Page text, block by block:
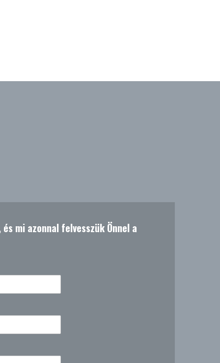
mi azonnal felvesszük Önnel a